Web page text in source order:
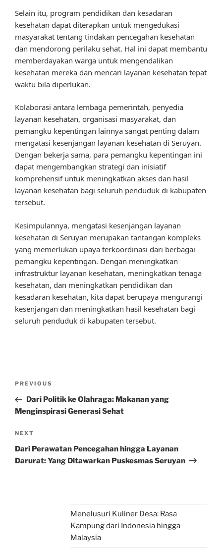
Selain itu, program pendidikan dan kesadaran
kesehatan dapat diterapkan untuk mengedukasi
masyarakat tentang tindakan pencegahan kesehatan
dan mendorong perilaku sehat. Hal ini dapat membantu
memberdayakan warga untuk mengendalikan
kesehatan mereka dan mencari layanan kesehatan tepat
waktu bila diperlukan.
Kolaborasi antara lembaga pemerintah, penyedia
layanan kesehatan, organisasi masyarakat, dan
pemangku kepentingan lainnya sangat penting dalam
mengatasi kesenjangan layanan kesehatan di Seruyan.
Dengan bekerja sama, para pemangku kepentingan ini
dapat mengembangkan strategi dan inisiatif
komprehensif untuk meningkatkan akses dan hasil
layanan kesehatan bagi seluruh penduduk di kabupaten
tersebut.
Kesimpulannya, mengatasi kesenjangan layanan
kesehatan di Seruyan merupakan tantangan kompleks
yang memerlukan upaya terkoordinasi dari berbagai
pemangku kepentingan. Dengan meningkatkan
infrastruktur layanan kesehatan, meningkatkan tenaga
kesehatan, dan meningkatkan pendidikan dan
kesadaran kesehatan, kita dapat berupaya mengurangi
kesenjangan dan meningkatkan hasil kesehatan bagi
seluruh penduduk di kabupaten tersebut.
Previous
Post
PREVIOUS
Dari Politik ke Olahraga: Makanan yang
Menginspirasi Generasi Sehat
Next
Post
NEXT
Dari Perawatan Pencegahan hingga Layanan
Darurat: Yang Ditawarkan Puskesmas Seruyan
Menelusuri Kuliner Desa: Rasa
Kampung dari Indonesia hingga
Malaysia